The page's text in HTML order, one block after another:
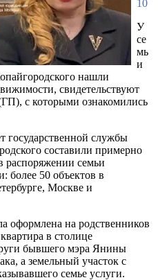
10
У
се
мь
и
нашли
свидетельствуют
с которыми ознакомились
государственной службы
составили примерно
распоряжении семьи
более 50 объектов в
Москве и
оформлена на родственников
в столице
бывшего мэра Янины
а земельный участок с
семье услуги.